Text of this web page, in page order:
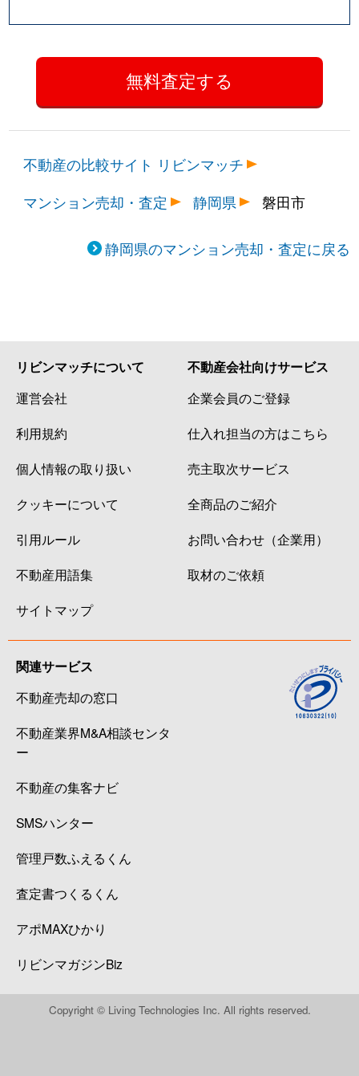
不動産の比較サイト リビンマッチ
マンション売却・査定
静岡県 磐田市
静岡県のマンション売却・査定に戻る
リビンマッチについて
運営会社
利用規約
個人情報の取り扱い
クッキーについて
引用ルール
不動産用語集
サイトマップ
不動産会社向けサービス
企業会員のご登録
仕入れ担当の方はこちら
売主取次サービス
全商品のご紹介
お問い合わせ（企業用）
取材のご依頼
関連サービス
不動産売却の窓口
不動産業界M&A相談センタ
ー
不動産の集客ナビ
SMSハンター
管理戸数ふえるくん
査定書つくるくん
アポMAXひかり
リビンマガジンBiz
Copyright © Living Technologies Inc. All rights reserved.